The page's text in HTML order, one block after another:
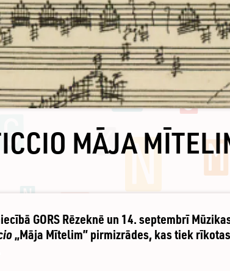
MĀJA
GORS Rēzeknē un 14. septembrī
„Māja Mītelim” pirmizrādes, kas tiek